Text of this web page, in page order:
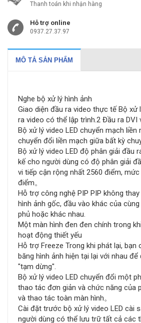
Thanh toán khi nhận hàng
Hỗ trợ online
0937.27.37.97
MÔ TẢ SẢN PHẨM
Nghe bộ xử lý hình ảnh
Giao diện đầu ra video thực tế Bộ xử
ra video có thể lập trình.2 Đầu ra DVI
Bộ xử lý video LED chuyển mạch
chuyển đổi liền mạch giữa bất kỳ
Bộ xử lý video LED độ phân giải đầu
kế cho người dùng có độ phân giải
vi tiếp cận rộng nhất 2560 điểm,
điểm。
Hỗ trợ công nghệ PIP PIP không
hình ảnh gốc, đầu vào khác của
phủ hoặc khác nhau.
Một màn hình đen đen chính trong
hoạt động thiết yếu
Hỗ trợ Freeze Trong khi phát lại, bạn
băng hình ảnh hiện tại lại với nhau
"tạm dừng".
Bộ xử lý video LED chuyển đổi một
thao tác đơn giản và chức năng của
và thao tác toàn màn hình。
Cài đặt trước bộ xử lý video LED cài
người dùng có thể lưu trữ tất cả các